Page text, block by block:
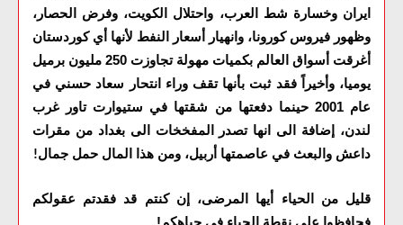
ايران وخسارة شط العرب، واحتلال الكويت، وفرض الحصار،
وظهور فيروس كورونا، وانهيار أسعار النفط لأنها أي كوردستان
أغرقت أسواق العالم بكميات مهولة تجاوزت 250 مليون برميل
يوميا، وأخيراً فقد ثبت بأنها تقف وراء انتحار سعاد حسني في
عام 2001 حينما دفعتها من شقتها في ستيوارت تاور غرب
لندن، إضافة الى انها تصدر المفخخات الى بغداد من مقرات
داعش والبعث في عاصمتها أربيل، ومن هذا المال حمل جمال!
قليل من الحياء أيها المرضى، إن كنتم قد فقدتم عقولكم